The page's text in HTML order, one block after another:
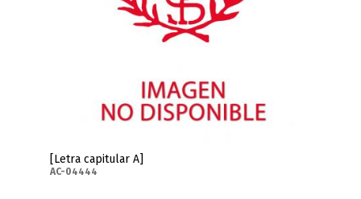
[Letra capitular A]
AC-04444